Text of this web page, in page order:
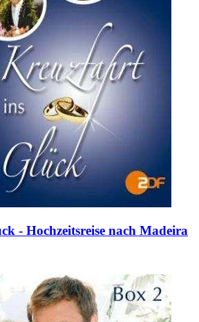
- Hochzeitsreise nach Madeira